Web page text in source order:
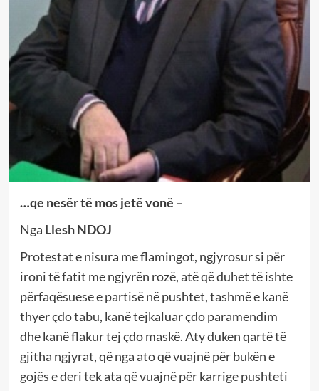
…qe nesër të mos jetë vonë –
Nga Llesh NDOJ
Protestat e nisura me flamingot, ngjyrosur si për
ironi të fatit me ngjyrën rozë, atë që duhet të ishte
përfaqësuese e partisë në pushtet, tashmë e kanë
thyer çdo tabu, kanë tejkaluar çdo paramendim
dhe kanë flakur tej çdo maskë. Aty duken qartë të
gjitha ngjyrat, që nga ato që vuajnë për bukën e
gojës e deri tek ata që vuajnë për karrige pushteti